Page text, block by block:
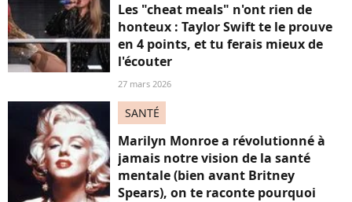
Les "cheat meals" n'ont rien de
honteux : Taylor Swift te le prouve
en 4 points, et tu ferais mieux de
l'écouter
27 mars 2026
SANTÉ
Marilyn Monroe a révolutionné à
jamais notre vision de la santé
mentale (bien avant Britney
Spears), on te raconte pourquoi